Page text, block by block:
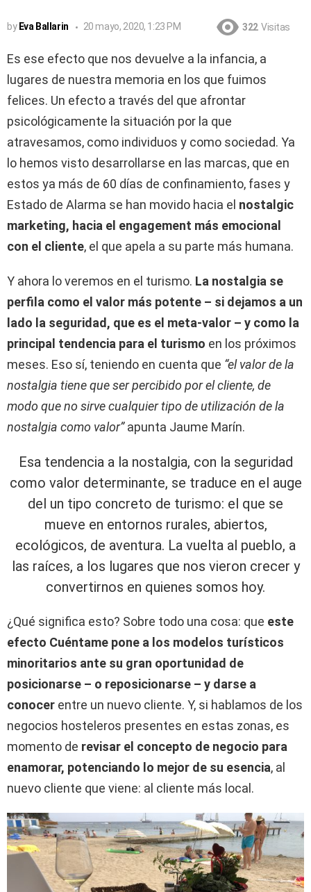
by Eva Ballarin 20 mayo, 2020, 1:23 PM 322 Visitas
Es ese efecto que nos devuelve a la infancia, a
lugares de nuestra memoria en los que fuimos
felices. Un efecto a través del que afrontar
psicológicamente la situación por la que
atravesamos, como individuos y como sociedad. Ya
lo hemos visto desarrollarse en las marcas, que en
estos ya más de 60 días de confinamiento, fases y
Estado de Alarma se han movido hacia el nostalgic
marketing, hacia el engagement más emocional
con el cliente, el que apela a su parte más humana.
Y ahora lo veremos en el turismo. La nostalgia se
perfila como el valor más potente – si dejamos a un
lado la seguridad, que es el meta-valor – y como la
principal tendencia para el turismo en los próximos
meses. Eso sí, teniendo en cuenta que “el valor de la
nostalgia tiene que ser percibido por el cliente, de
modo que no sirve cualquier tipo de utilización de la
nostalgia como valor”apunta Jaume Marín.
Esa tendencia a la nostalgia, con la seguridad
como valor determinante, se traduce en el auge
del un tipo concreto de turismo: el que se
mueve en entornos rurales, abiertos,
ecológicos, de aventura. La vuelta al pueblo, a
las raíces, a los lugares que nos vieron crecer y
convertirnos en quienes somos hoy.
¿Qué significa esto? Sobre todo una cosa: que este
efecto Cuéntame pone a los modelos turísticos
minoritarios ante su gran oportunidad de
posicionarse – o reposicionarse – y darse a
conocer entre un nuevo cliente. Y, si hablamos de los
negocios hosteleros presentes en estas zonas, es
momento de revisar el concepto de negocio para
enamorar, potenciando lo mejor de su esencia, al
nuevo cliente que viene: al cliente más local.